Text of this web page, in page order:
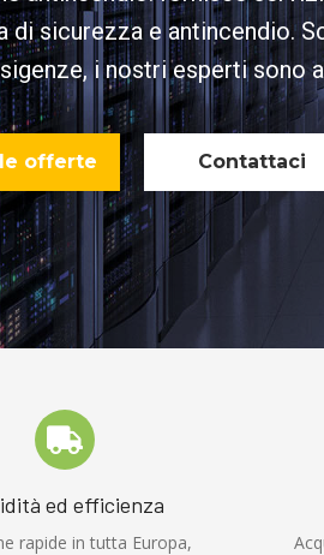
di sicurezza e antincendio.
i nostri esperti sono
offerte Contattaci
ed efficienza
rapide in tutta Europa,